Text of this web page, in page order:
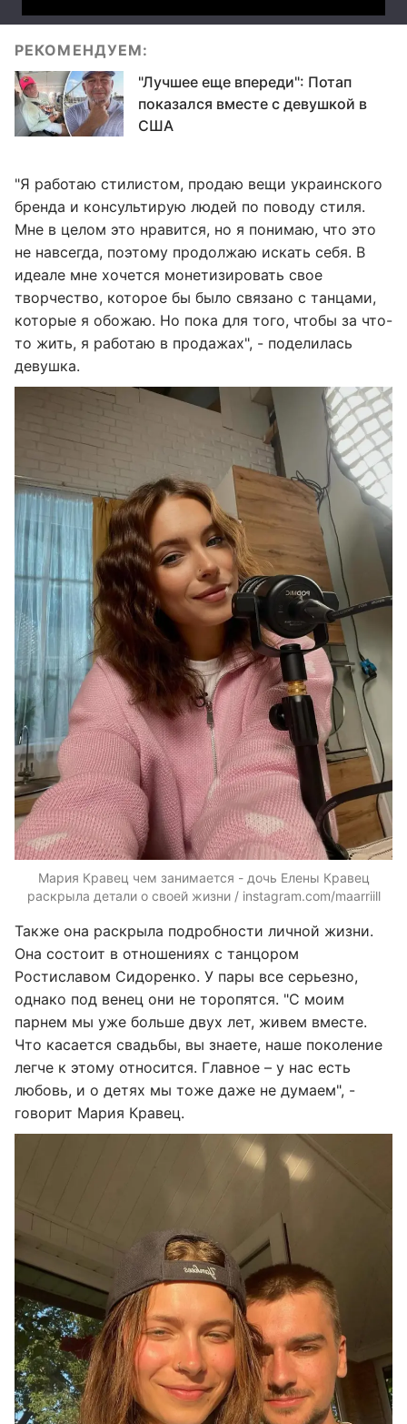
РЕКОМЕНДУЕМ:
"Лучшее еще впереди": Потап
показался вместе с девушкой в
США
"Я работаю стилистом, продаю вещи украинского
бренда и консультирую людей по поводу стиля.
Мне в целом это нравится, но я понимаю, что это
не навсегда, поэтому продолжаю искать себя. В
идеале мне хочется монетизировать свое
творчество, которое бы было связано с танцами,
которые я обожаю. Но пока для того, чтобы за что-
то жить, я работаю в продажах", - поделилась
девушка.
Мария Кравец чем занимается - дочь Елены Кравец
раскрыла детали о своей жизни / instagram.com/maarriill
Также она раскрыла подробности личной жизни.
Она состоит в отношениях с танцором
Ростиславом Сидоренко. У пары все серьезно,
однако под венец они не торопятся. "С моим
парнем мы уже больше двух лет, живем вместе.
Что касается свадьбы, вы знаете, наше поколение
легче к этому относится. Главное – у нас есть
любовь, и о детях мы тоже даже не думаем", -
говорит Мария Кравец.